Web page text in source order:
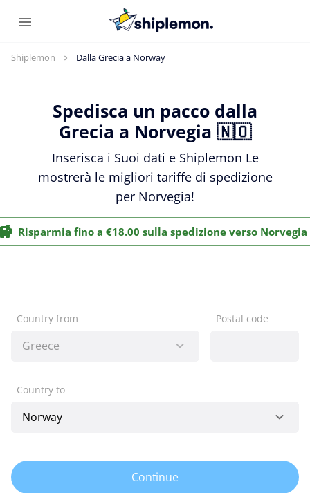
Shiplemon Dalla Grecia a Norway
Spedisca un pacco dalla
Grecia a Norvegia 🇳🇴
Inserisca i Suoi dati e Shiplemon Le
mostrerà le migliori tariffe di spedizione
per Norvegia!
Risparmia fino a €18.00 sulla spedizione verso Norvegia
Country from Postal code
Country to
Continue